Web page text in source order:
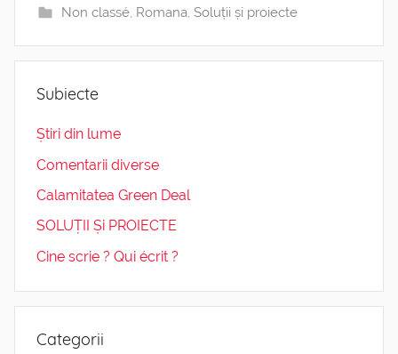
Non classé, Romana, Soluții și proiecte
Subiecte
Știri din lume
Comentarii diverse
Calamitatea Green Deal
SOLUȚII Și PROIECTE
Cine scrie ? Qui écrit ?
Categorii